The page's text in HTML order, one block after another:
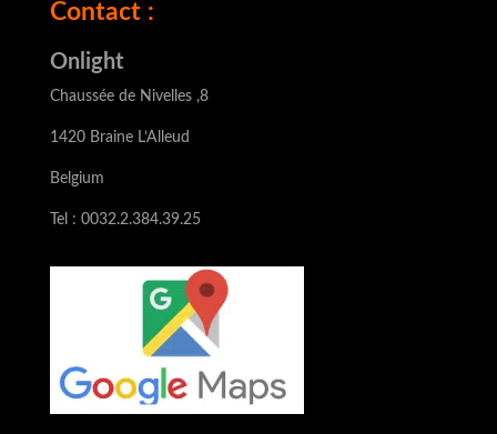
Contact :
Onlight
Chaussée de Nivelles ,8
1420 Braine L’Alleud
Belgium
Tel : 0032.2.384.39.25